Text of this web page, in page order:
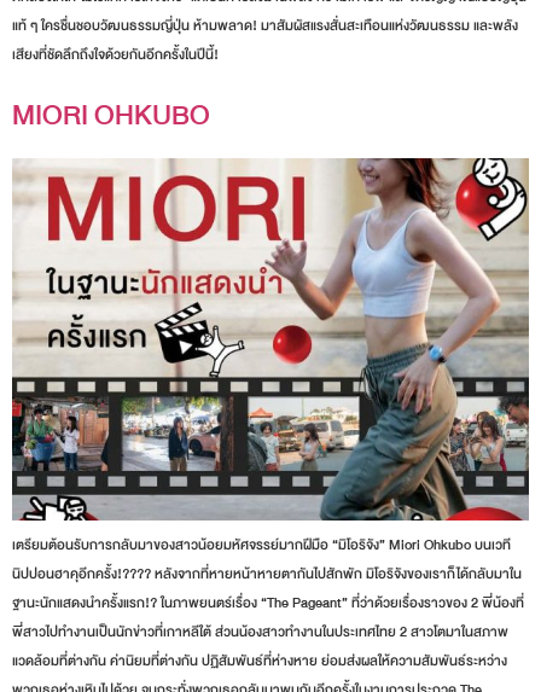
Nakajima มือกลองชั้นครูจากญี่ปุ่น ผู้คร่ำหวอดในวงการมากว่า 30 ปี และเคยร่วมแสดงในพิธี
สำคัญระดับชาติอย่างพาเหรดครองราชย์ขององค์จักรพรรดิในปี 1998 มาแล้ว เพราะศิลปะการ
แท้ ๆ ใครชื่นชอบวัฒนธรรมญี่ปุ่น ห้ามพลาด! มาสัมผัสแรงสั่นสะเทือนแห่งวัฒนธรรม และพลัง
เสียงที่ชัดลึกถึงใจด้วยกันอีกครั้งในปีนี้!
MIORI OHKUBO
เตรียมต้อนรับการกลับมาของสาวน้อยมหัศจรรย์มากฝีมือ “มิโอริจัง” Miori Ohkubo บนเวที
นิปปอนฮาคุอีกครั้ง!???? หลังจากที่หายหน้าหายตากันไปสักพัก มิโอริจังของเราก็ได้กลับมาใน
ฐานะนักแสดงนำครั้งแรก!? ในภาพยนตร์เรื่อง “The Pageant” ที่ว่าด้วยเรื่องราวของ 2 พี่น้องที่